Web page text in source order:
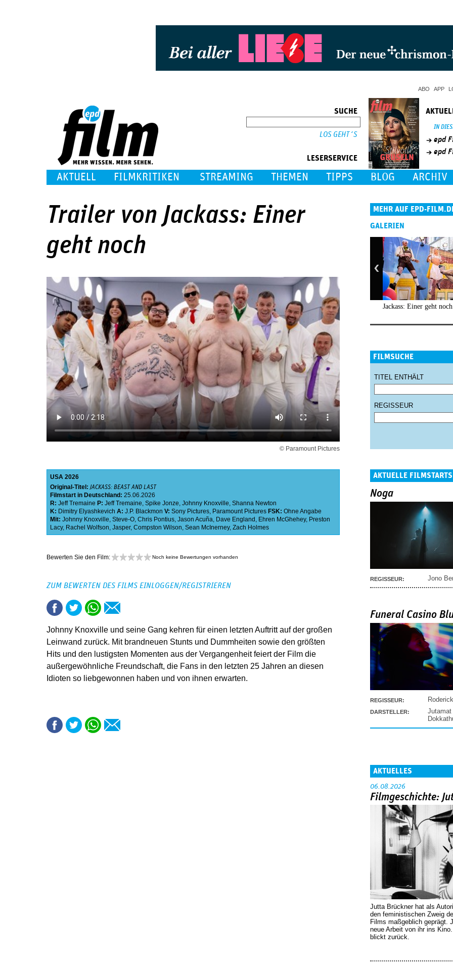
ABO APP
SUCHE
LESERSERVICE
IN
epd
epd
AKTUELL FILMKRITIKEN STREAMING THEMEN TIPPS BLOG ARCHIV
Trailer von Jackass: Einer
geht noch
© Paramount Pictures
USA 2026
Original-Titel: JACKASS: BEAST AND LAST
Filmstart in Deutschland: 25.06.2026
R: Jeff Tremaine P: Jeff Tremaine, Spike Jonze, Johnny Knoxville, Shanna Newton
K: Dimitry Elyashkevich A: J.P. Blackmon V: Sony Pictures, Paramount Pictures FSK: Ohne Angabe
Mit: Johnny Knoxville, Steve-O, Chris Pontius, Jason Acuña, Dave England , Ehren McGhehey, Preston
Lacy, Rachel Wolfson, Jasper, Compston Wilson, Sean McInerney, Zach Holmes
Bewerten Sie den Film: Noch keine Bewertungen vorhanden
ZUM BEWERTEN DES FILMS EINLOGGEN/REGISTRIEREN
Johnny Knoxville und seine Gang kehren für einen letzten Auftritt auf der großen
Leinwand zurück. Mit brandneuen Stunts und Dummheiten sowie den größten
Hits und den lustigsten Momenten aus der Vergangenheit feiert der Film die
außergewöhnliche Freundschaft, die Fans in den letzten 25 Jahren an diesen
Idioten so liebgewonnen haben und von ihnen erwarten.
MEHR AUF EPD-
GALERIEN
Jackass: Einer geht
FILMSUCHE
TITEL ENTHÄLT
REGISSEUR
AKTUELLE FILMSTARTS
Noga
REGISSEUR: Jono
Funeral Casino
REGISSEUR:
DARSTELLER:
Jutamat
AKTUELLES
06.08.2026
Filmgeschichte:
Jutta Brückner hat als
den feministischen Zweig
Films maßgeblich geprägt.
neue Arbeit von ihr ins
blickt zurück.